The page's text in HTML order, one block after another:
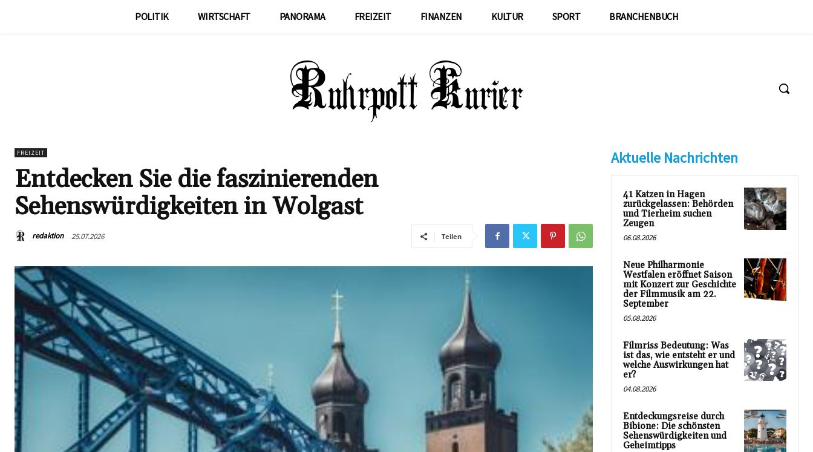
POLITIK WIRTSCHAFT PANORAMA FREIZEIT FINANZEN KULTUR SPORT BRANCHENBUCH
FREIZEIT
Entdecken Sie die faszinierenden
Sehenswürdigkeiten in Wolgast
redaktion 25.07.2026 Teilen
Aktuelle Nachrichten
41 Katzen in Hagen
zurückgelassen: Behörden
und Tierheim suchen
Zeugen
06.08.2026
Neue Philharmonie
Westfalen eröffnet Saison
mit Konzert zur Geschichte
der Filmmusik am 22.
September
05.08.2026
Filmriss Bedeutung: Was
ist das, wie entsteht er und
welche Auswirkungen hat
er?
04.08.2026
Entdeckungsreise durch
Bibione: Die schönsten
Sehenswürdigkeiten und
Geheimtipps